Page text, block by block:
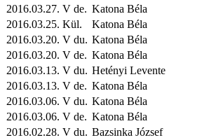
2016.03.27. V de. Katona Béla
2016.03.25. Kül. Katona Béla
2016.03.20. V du. Katona Béla
2016.03.20. V de. Katona Béla
2016.03.13. V du. Hetényi Levente
2016.03.13. V de. Katona Béla
2016.03.06. V du. Katona Béla
2016.03.06. V de. Katona Béla
2016.02.28. V du. Bazsinka József